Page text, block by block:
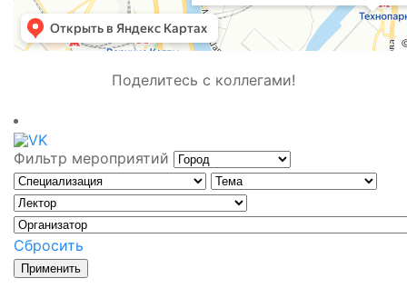
Поделитесь с коллегами!
Фильтр мероприятий
Сбросить